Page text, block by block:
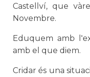
Castellví, que
Novembre.
Eduquem amb
amb el que diem.
Cridar és una